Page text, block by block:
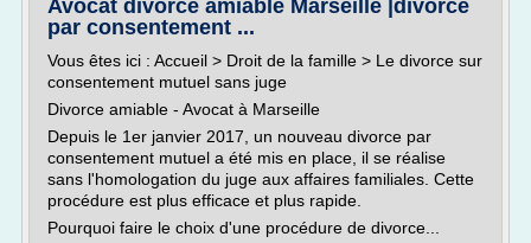
Avocat divorce amiable Marseille |divorce
par consentement ...
Vous êtes ici : Accueil > Droit de la famille > Le divorce sur
consentement mutuel sans juge
Divorce amiable - Avocat à Marseille
Depuis le 1er janvier 2017, un nouveau divorce par
consentement mutuel a été mis en place, il se réalise
sans l'homologation du juge aux affaires familiales. Cette
procédure est plus efficace et plus rapide.
Pourquoi faire le choix d'une procédure de divorce...